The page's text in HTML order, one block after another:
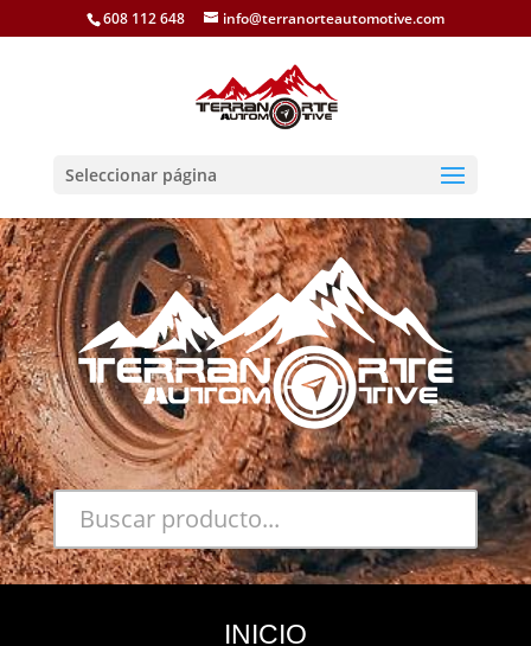
608 112 648 info@terranorteautomotive.com
Seleccionar página
INICIO